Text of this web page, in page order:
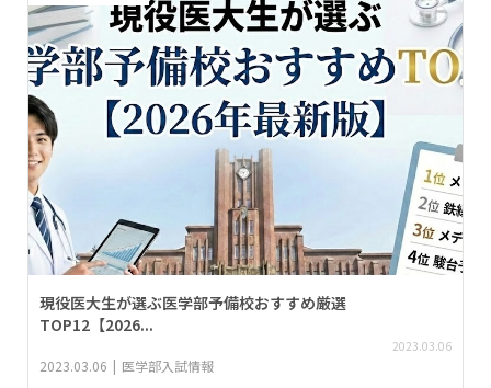
現役医大生が選ぶ医学部予備校おすすめ厳選
TOP12【2026...
2023.03.06
2023.03.06 医学部入試情報